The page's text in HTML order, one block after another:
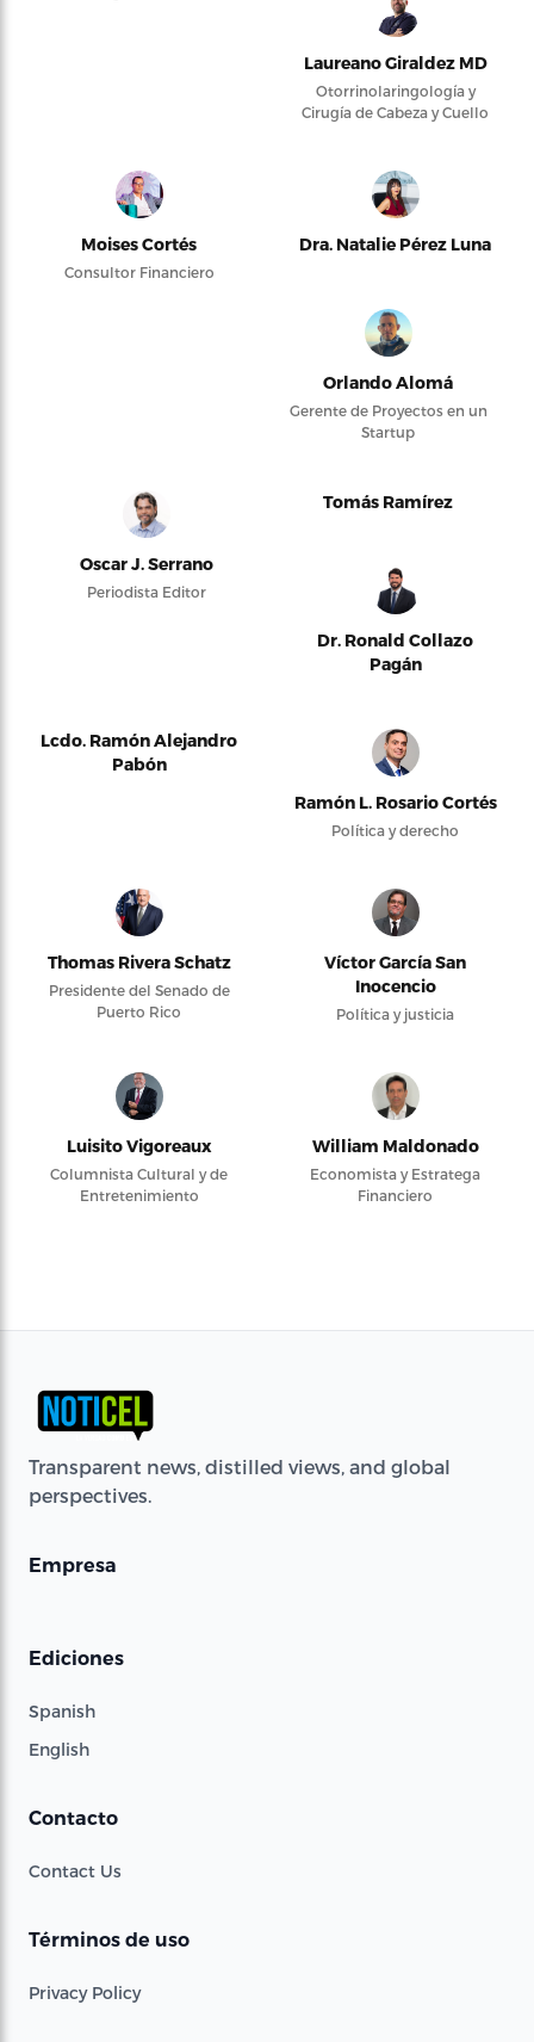
Laureano Giraldez MD
Otorrinolaringología y
Cirugía de Cabeza y Cuello
Moises Cortés
Consultor Financiero
Dra. Natalie Pérez Luna
Orlando Alomá
Gerente de Proyectos en un
Startup
Oscar J. Serrano
Periodista Editor
Tomás Ramírez
Dr. Ronald Collazo
Pagán
Lcdo. Ramón Alejandro
Pabón
Ramón L. Rosario Cortés
Política y derecho
Thomas Rivera Schatz
Presidente del Senado de
Puerto Rico
Víctor García San
Inocencio
Política y justicia
Luisito Vigoreaux
Columnista Cultural y de
Entretenimiento
William Maldonado
Economista y Estratega
Financiero
Transparent news, distilled views, and global
perspectives.
Empresa
Ediciones
Spanish
English
Contacto
Contact Us
Términos de uso
Privacy Policy